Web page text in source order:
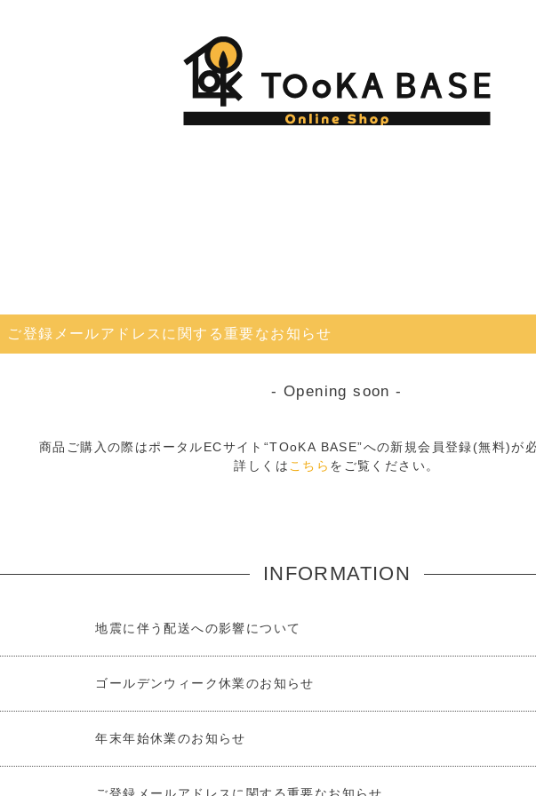
ご登録メールアドレスに関する重要なお知らせ
- Opening soon -
商品ご購入の際はポータルECサイト“TOoKA BASE”への新規会員登録(無料)が
詳しくは こちら をご覧ください。
INFORMATION
地震に伴う配送への影響について
ゴールデンウィーク休業のお知らせ
年末年始休業のお知らせ